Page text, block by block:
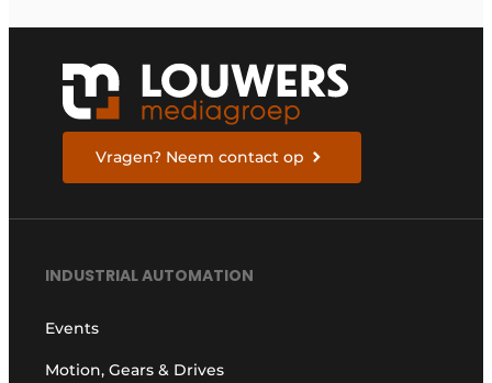
Vragen? Neem contact op
INDUSTRIAL AUTOMATION
Events
Motion, Gears & Drives